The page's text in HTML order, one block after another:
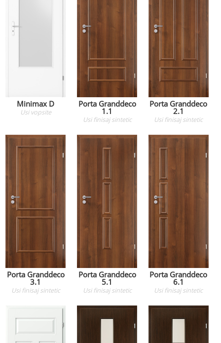
Minimax D
Usi vopsite
Porta Granddeco
1.1
Usifinisaj sintetic
Porta Granddeco
2.1
Usifinisaj sintetic
Porta Granddeco
3.1
Usifinisaj sintetic
Porta Granddeco
5.1
Usifinisaj sintetic
Porta Granddeco
6.1
Usifinisaj sintetic